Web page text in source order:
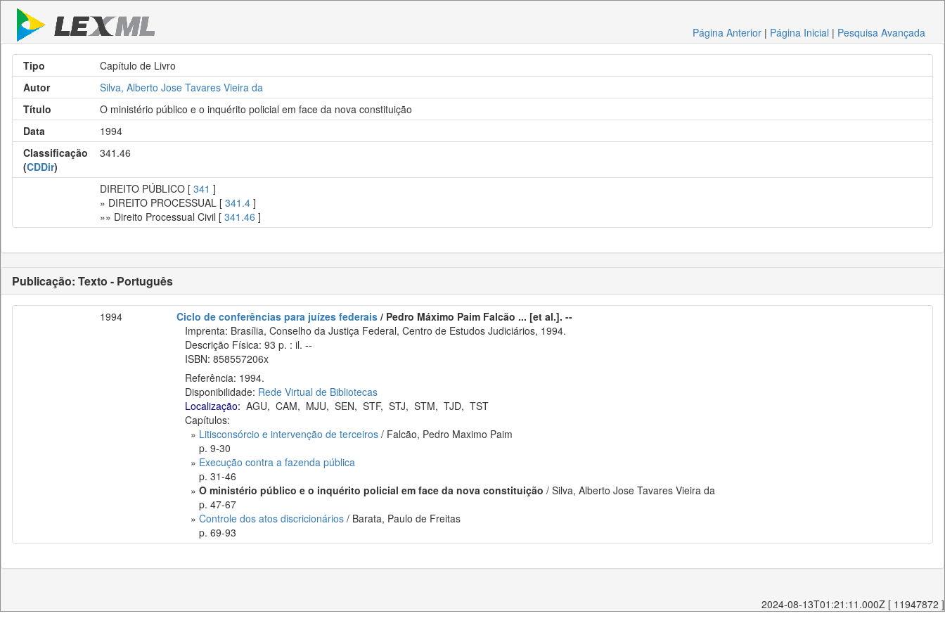
Página Anterior | Página Inicial | Pesquisa Avançada
Tipo
Capítulo de Livro
Autor
Silva, Alberto Jose Tavares Vieira da
Título
O ministério público e o inquérito policial em face da nova constituição
Data
1994
Classificação
(CDDir)
341.46
DIREITO PÚBLICO [ 341 ]
» DIREITO PROCESSUAL [ 341.4 ]
»» Direito Processual Civil [ 341.46 ]
Publicação: Texto - Português
1994 Ciclo de conferências para juízes federais / Pedro Máximo Paim Falcão ... [et al.]. --
Imprenta: Brasília, Conselho da Justiça Federal, Centro de Estudos Judiciários, 1994.
Descrição Física: 93 p. : il. --
ISBN: 858557206x
Referência: 1994.
Disponibilidade: Rede Virtual de Bibliotecas
Localização: AGU, CAM, MJU, SEN, STF, STJ, STM, TJD, TST
Capítulos:
» Litisconsórcio e intervenção de terceiros / Falcão, Pedro Maximo Paim
p. 9-30
» Execução contra a fazenda pública
p. 31-46
» O ministério público e o inquérito policial em face da nova constituição / Silva, Alberto Jose Tavares Vieira da
p. 47-67
» Controle dos atos discricionários / Barata, Paulo de Freitas
p. 69-93
2024-08-13T01:21:11.000Z [ 11947872 ]